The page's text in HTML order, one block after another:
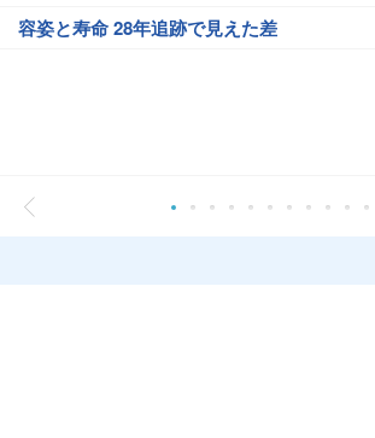
容姿と寿命 28年追跡で見えた差